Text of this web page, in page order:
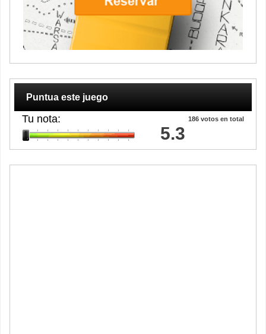
Puntua este juego
186 votos en total
Tu nota:
5.3